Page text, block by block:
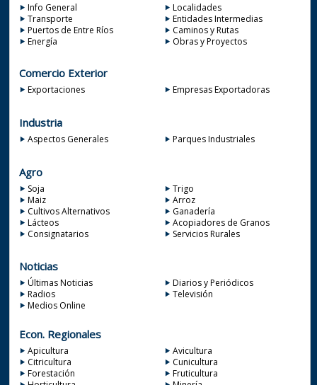
Info General
Localidades
Transporte
Entidades Intermedias
Puertos de Entre Ríos
Caminos y Rutas
Energía
Obras y Proyectos
Comercio Exterior
Exportaciones Empresas Exportadoras
Industria
Aspectos Generales Parques Industriales
Agro
Soja
Trigo
Maiz
Arroz
Cultivos Alternativos
Ganadería
Lácteos
Acopiadores de Granos
Consignatarios
Servicios Rurales
Noticias
Últimas Noticias
Diarios y Periódicos
Radios
Televisión
Medios Online
Econ. Regionales
Apicultura
Avicultura
Citricultura
Cunicultura
Forestación
Fruticultura